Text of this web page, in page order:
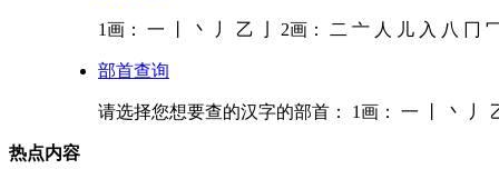
1画： 一 丨 丶 丿 乙 亅 2画： 二 亠 人 儿 入 八 冂
部首查询
请选择您想要查的汉字的部首： 1画： 一 丨 丶 丿
热点内容